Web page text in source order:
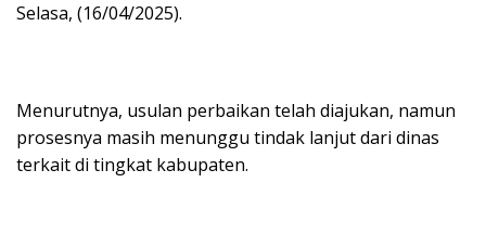
Selasa, (16/04/2025).
Menurutnya, usulan perbaikan telah diajukan, namun
prosesnya masih menunggu tindak lanjut dari dinas
terkait di tingkat kabupaten.